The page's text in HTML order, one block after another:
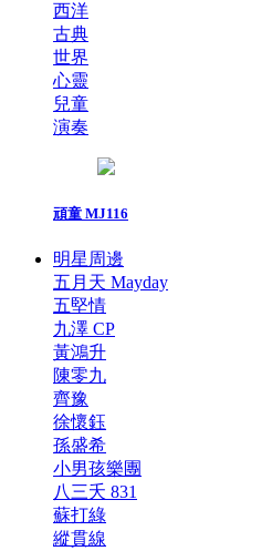
西洋
古典
世界
心靈
兒童
演奏
頑童 MJ116
明星周邊
五月天 Mayday
五堅情
九澤 CP
黃鴻升
陳零九
齊豫
徐懷鈺
孫盛希
小男孩樂團
八三夭 831
蘇打綠
縱貫線